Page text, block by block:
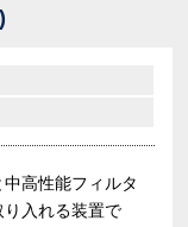
高性能フィルタ
入れる装置で